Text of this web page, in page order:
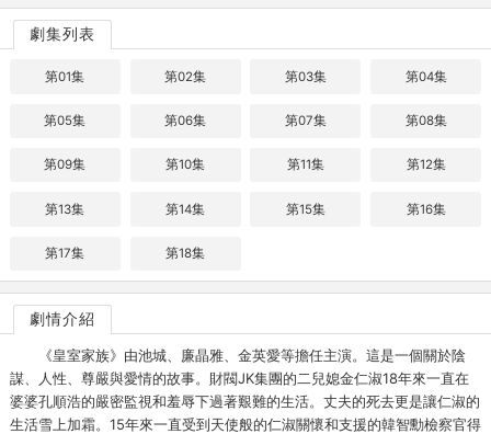
劇集列表
第01集 第02集 第03集 第04集
第05集 第06集 第07集 第08集
第09集 第10集 第11集 第12集
第13集 第14集 第15集 第16集
第17集 第18集
劇情介紹
《皇室家族》由池城、廉晶雅、金英愛等擔任主演。這是一個關於陰
謀、人性、尊嚴與愛情的故事。財閥JK集團的二兒媳金仁淑18年來一直在
婆婆孔順浩的嚴密監視和羞辱下過著艱難的生活。丈夫的死去更是讓仁淑的
生活雪上加霜。15年來一直受到天使般的仁淑關懷和支援的韓智勳檢察官得